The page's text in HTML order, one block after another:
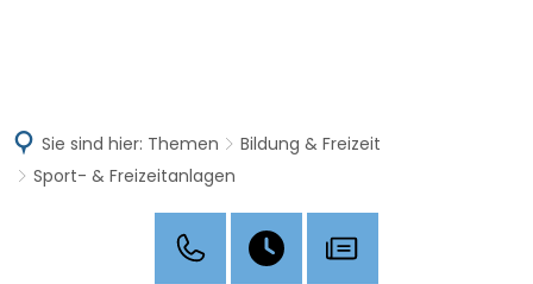
Sie sind hier: Themen
Bildung & Freizeit
Sport- & Freizeitanlagen